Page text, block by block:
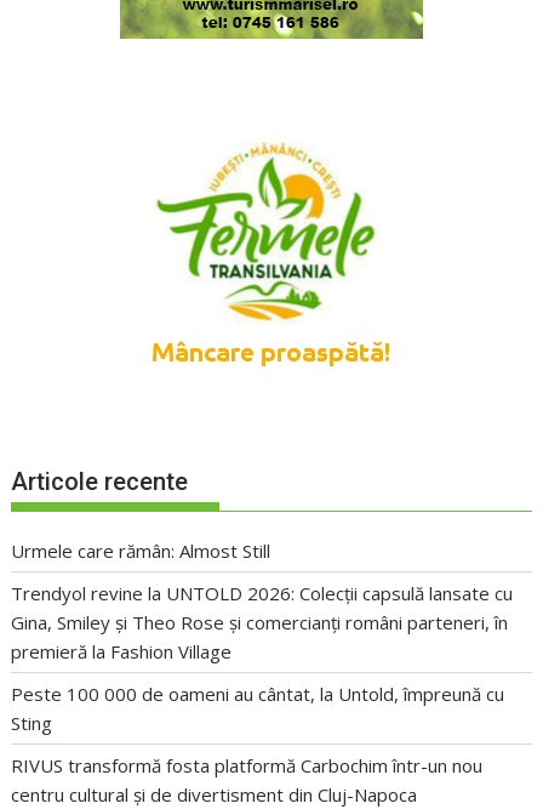
Articole recente
Urmele care rămân: Almost Still
Trendyol revine la UNTOLD 2026: Colecții capsulă lansate cu
Gina, Smiley și Theo Rose și comercianți români parteneri, în
premieră la Fashion Village
Peste 100 000 de oameni au cântat, la Untold, împreună cu
Sting
RIVUS transformă fosta platformă Carbochim într-un nou
centru cultural și de divertisment din Cluj-Napoca